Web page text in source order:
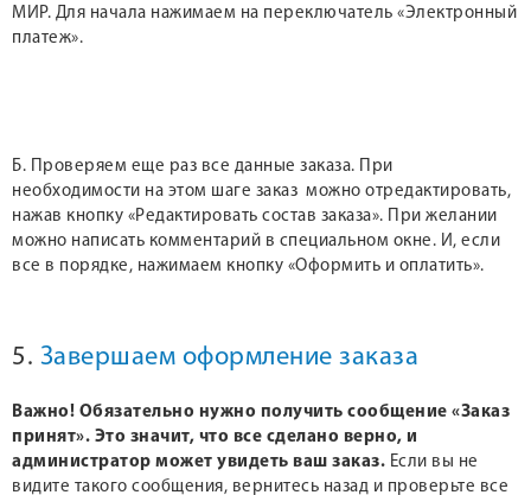
МИР. Для начала нажимаем на переключатель «Электронный
платеж».
Б. Проверяем еще раз все данные заказа. При
необходимости на этом шаге заказ можно отредактировать,
нажав кнопку «Редактировать состав заказа». При желании
можно написать комментарий в специальном окне. И, если
все в порядке, нажимаем кнопку «Оформить и оплатить».
5. Завершаем оформление заказа
Важно! Обязательно нужно получить сообщение «Заказ
принят». Это значит, что все сделано верно, и
администратор может увидеть ваш заказ. Если вы не
видите такого сообщения, вернитесь назад и проверьте все